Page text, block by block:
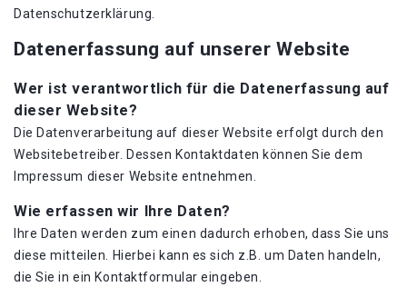
Datenschutzerklärung.
Datenerfassung auf unserer Website
Wer ist verantwortlich für die Datenerfassung auf
dieser Website?
Die Datenverarbeitung auf dieser Website erfolgt durch den
Websitebetreiber. Dessen Kontaktdaten können Sie dem
Impressum dieser Website entnehmen.
Wie erfassen wir Ihre Daten?
Ihre Daten werden zum einen dadurch erhoben, dass Sie uns
diese mitteilen. Hierbei kann es sich z.B. um Daten handeln,
die Sie in ein Kontaktformular eingeben.